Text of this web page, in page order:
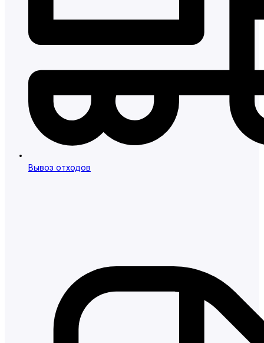
Вывоз отходов